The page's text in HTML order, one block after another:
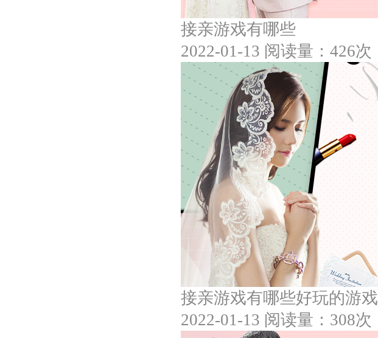
接亲游戏有哪些
2022-01-13 阅读量：426次
接亲游戏有哪些好玩的游戏
2022-01-13 阅读量：308次